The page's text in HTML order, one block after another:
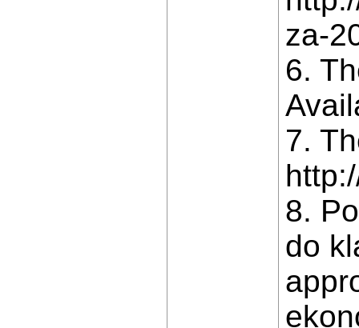
za-
6.
7.
8.
do